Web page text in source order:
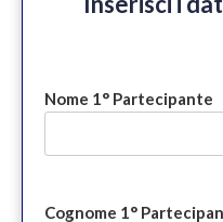
Nome 1° Partecipante
Cognome 1°